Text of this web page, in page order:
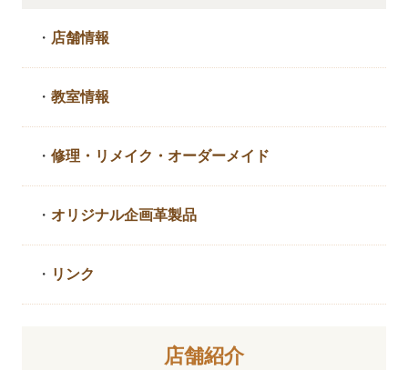
・ 店舗情報
・教室情報
・修理・リメイク・ オーダーメイド
・ オリジナル企画革製品
・ リンク
店舗紹介